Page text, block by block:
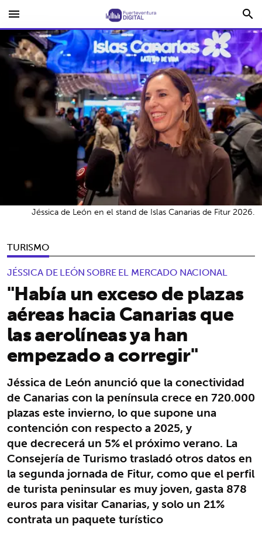
menu search
TURISMO
JÉSSICA DE LEÓN SOBRE EL MERCADO NACIONAL
"Había un exceso de plazas
aéreas hacia Canarias que
las aerolíneas ya han
empezado a corregir"
Jéssica de León anunció que la conectividad
de Canarias con la península crece en 720.000
plazas este invierno, lo que supone una
contención con respecto a 2025, y
que decrecerá un 5% el próximo verano. La
Consejería de Turismo trasladó otros datos en
la segunda jornada de Fitur, como que el perfil
de turista peninsular es muy joven, gasta 878
euros para visitar Canarias, y solo un 21%
contrata un paquete turístico
Jéssica de León en el stand de Islas Canarias de Fitur 2026.